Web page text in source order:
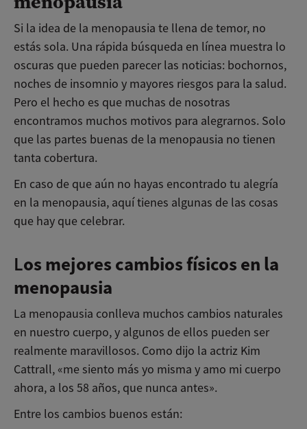
Si la idea de la menopausia te llena de temor, no
estás sola. Una rápida búsqueda en línea muestra lo
oscuras que pueden parecer las noticias: bochornos,
noches de insomnio y mayores riesgos para la salud.
Pero el hecho es que muchas de nosotras
encontramos muchos motivos para alegrarnos. Solo
que las partes buenas de la menopausia no tienen
tanta cobertura.
En caso de que aún no hayas encontrado tu alegría
en la menopausia, aquí tienes algunas de las cosas
que hay que celebrar.
Los mejores cambios físicos en la
menopausia
La menopausia conlleva muchos cambios naturales
en nuestro cuerpo, y algunos de ellos pueden ser
realmente maravillosos. Como dijo la actriz Kim
Cattrall, «me siento más yo misma y amo mi cuerpo
ahora, a los 58 años, que nunca antes».
Entre los cambios buenos están: